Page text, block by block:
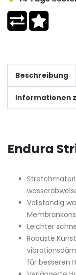
Beschreibung
Informationen
Endura
Vollständig
Leichter
Robuste
für besseren